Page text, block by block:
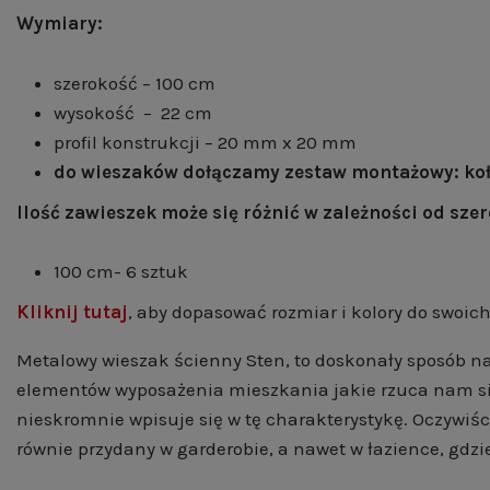
Wymiary:
szerokość – 100 cm
wysokość – 22 cm
profil konstrukcji – 20 mm x 20 mm
do wieszaków dołączamy zestaw montażowy:
Ilość zawieszek może się różnić w zależności od
100 cm- 6 sztuk
Kliknij tutaj, aby dopasować rozmiar i kolory do
Metalowy wieszak ścienny Sten, to doskonały sposób
elementów wyposażenia mieszkania jakie rzuca nam
nieskromnie wpisuje się w tę charakterystykę.
równie przydany w garderobie, a nawet w łazience,